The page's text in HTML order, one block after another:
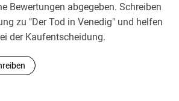
Bewertungen abgegeben. Schreiben
zu "Der Tod in Venedig" und helfen
der Kaufentscheidung.